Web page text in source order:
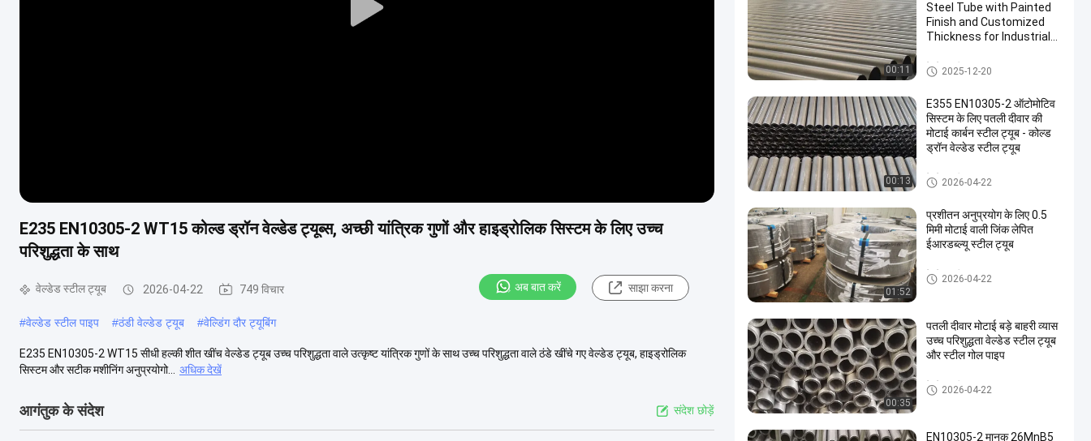
Play
E235 EN10305-2 WT15 कोल्ड ड्रॉन वेल्डेड ट्यूब्स, अच्छी यांत्रिक गुणों और हाइड्रोलिक सिस्टम के लिए उच्च
परिशुद्धता के साथ
वेल्डेड स्टील ट्यूब 2026-04-22 749 विचार अब बात करें साझा करना
#वेल्डेड स्टील पाइप #ठंडी वेल्डेड ट्यूब #वेल्डिंग दौर ट्यूबिंग
E235 EN10305-2 WT15 सीधी हल्की शीत खींच वेल्डेड ट्यूब उच्च परिशुद्धता वाले उत्कृष्ट यांत्रिक गुणों के साथ उच्च परिशुद्धता वाले ठंडे खींचे गए वेल्डेड ट्यूब, हाइड्रोलिक
सिस्टम और सटीक मशीनिंग अनुप्रयोगो...
अधिक देखें
आगंतुक के संदेश संदेश छोड़ें
00:11
Steel Tube with Painted
Finish and Customized
Thickness for Industrial
वेल्डेड स्टील ट्यूब
2025-12-20
00:13
E355 EN10305-2 ऑटोमोटिव
सिस्टम के लिए पतली दीवार की
मोटाई कार्बन स्टील ट्यूब - कोल्ड
ड्रॉन वेल्डेड स्टील ट्यूब
वेल्डेड स्टील ट्यूब
2026-04-22
01:52
प्रशीतन अनुप्रयोग के लिए 0.5
मिमी मोटाई वाली जिंक लेपित
ईआरडब्ल्यू स्टील ट्यूब
वेल्डेड स्टील ट्यूब
2026-04-22
00:35
पतली दीवार मोटाई बड़े बाहरी व्यास
उच्च परिशुद्धता वेल्डेड स्टील ट्यूब
और स्टील गोल पाइप
वेल्डेड स्टील ट्यूब
2026-04-22
EN10305-2 मानक 26MnB5